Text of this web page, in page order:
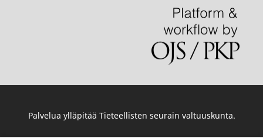
Palvelua ylläpitää Tieteellisten seurain valtuuskunta.